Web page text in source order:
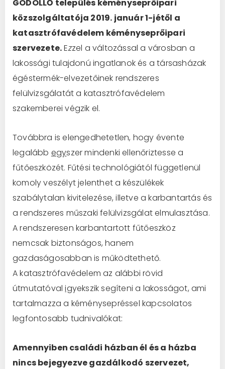
GÖDÖLLŐ település kéményseprőipari
közszolgáltatója 2019. január 1-jétől a
katasztrófavédelem kéményseprőipari
szervezete.Ezzel a változással a városban a
lakossági tulajdonú ingatlanok és a társasházak
égéstermék-elvezetőinek rendszeres
felülvizsgálatát a katasztrófavédelem
szakemberei végzik el.
Továbbra is elengedhetetlen, hogy évente
legalább egyszer mindenki ellenőriztesse a
fűtőeszközét. Fűtési technológiától függetlenül
komoly veszélyt jelenthet a készülékek
szabálytalan kivitelezése, illetve a karbantartás és
a rendszeres műszaki felülvizsgálat elmulasztása.
A rendszeresen karbantartott fűtőeszköz
nemcsak biztonságos, hanem
gazdaságosabban is működtethető.
A katasztrófavédelem az alábbi rövid
útmutatóvaligyekszik segíteni a lakosságot, ami
tartalmazza a kéménysepréssel kapcsolatos
legfontosabb tudnivalókat:
Amennyiben családi házban él és a házba
nincs bejegyezve gazdálkodó szervezet,